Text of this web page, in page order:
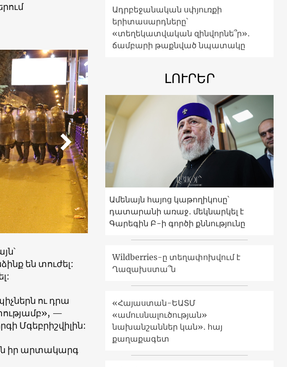
են տուժել:
ու դրա
—
Մգեբրիշվիլին:
իր արտակարգ
Ադրբեջանական սփյուռքի
երիտասարդները՝
«տեղեկատվական զինվորնե՞ր»․
ճամբարի թաքնված նպատակը
ԼՈՒՐԵՐ
Ամենայն հայոց կաթողիկոսը՝
դատարանի առաջ․ մեկնարկել է
Գարեգին Բ-ի գործի քննությունը
Wildberries-ը տեղափոխվում է
Ղազախստա՞ն
«Հայաստան-ԵԱՏՄ
«ամուսնալուծության»
նախանշաններ կան»․ հայ
քաղաքագետ